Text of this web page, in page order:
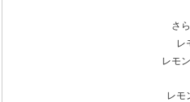
さ
レ
レモ
レモ